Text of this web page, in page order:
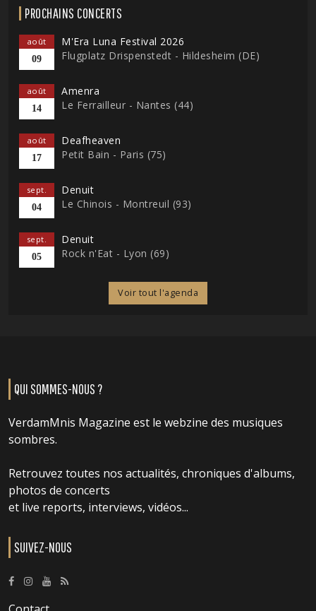
PROCHAINS CONCERTS
août
09
M'Era Luna Festival 2026
Flugplatz Drispenstedt - Hildesheim (DE)
août
14
Amenra
Le Ferrailleur - Nantes (44)
août
17
Deafheaven
Petit Bain - Paris (75)
sept.
04
Denuit
Le Chinois - Montreuil (93)
sept.
05
Denuit
Rock n'Eat - Lyon (69)
Voir tout l'agenda
QUI SOMMES-NOUS ?
VerdamMnis Magazine est le webzine des musiques
sombres.
Retrouvez toutes nos actualités, chroniques d'albums,
photos de concerts
et live reports, interviews, vidéos...
SUIVEZ-NOUS